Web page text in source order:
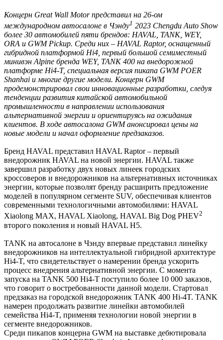
Концерн Great Wall Motor представил на 26-ом
международном автосалоне в Чэнду1 2023 Chengdu Auto Show
более 30 автомобилей пяти брендов: HAVAL, TANK, WEY,
ORA и GWM Pickup. Среди них – HAVAL Raptor, оснащенный
гибридной платформой Hi4, первый большой семиместный
минивэн Alpine бренда WEY, TANK 400 на внедорожной
платформе Hi4-T, специальная версия пикапа GWM POER
Shanhai и многие другие модели. Концерн GWM
продемонстрировал свои инновационные разработки, следуя
тенденции развития китайской автомобильной
промышленности в направлении использования
альтернативной энергии и ориентируясь на ожидания
клиентов. В ходе автосалона GWM анонсировал цены на
новые модели и начал оформление предзаказов.
Бренд HAVAL представил HAVAL Raptor – первый
внедорожник HAVAL на новой энергии. HAVAL также
завершил разработку двух новых линеек городских
кроссоверов и внедорожников на альтернативных источниках
энергии, которые позволят бренду расширить предложение
моделей в популярном сегменте SUV, обеспечивая клиентов
современными технологичными автомобилями: HAVAL
Xiaolong MAX, HAVAL Xiaolong, HAVAL Big Dog PHEV2
второго поколения и новый HAVAL H5.
TANK на автосалоне в Чэнду впервые представил линейку
внедорожников на интеллектуальной гибридной архитектуре
Hi4-T, что свидетельствует о намерении бренда ускорить
процесс внедрения альтернативной энергии. С момента
запуска на TANK 500 Hi4-T поступило более 10 000 заказов,
что говорит о востребованности данной модели. Стартовал
предзаказ на городской внедорожник TANK 400 Hi-4T. TANK
намерен продолжать развитие линейки автомобилей
семейства Hi4-T, применяя технологии новой энергии в
сегменте внедорожников.
Среди пикапов концерна GWM на выставке дебютировала